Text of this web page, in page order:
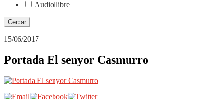
Audiollibre
15/06/2017
Portada El senyor Casmurro